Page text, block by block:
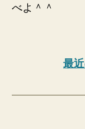
べよ＾＾
最